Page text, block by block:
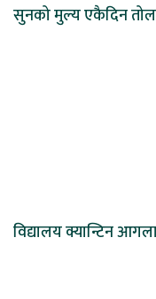
सुनको मुल्य एकैदिन
विद्यालय क्यान्टिन